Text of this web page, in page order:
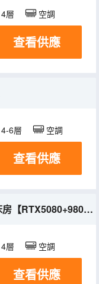
4層 空調
查看供應
4-6層 空調
查看供應
豪華電競大床房【RTX5080+9800X3D+OLED 360HZ+27寸】
4層 空調
查看供應